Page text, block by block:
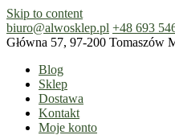
Skip to content
biuro@alwosklep.pl +48 693
Główna 57, 97-200 Tomaszów
Blog
Sklep
Dostawa
Kontakt
Moje konto